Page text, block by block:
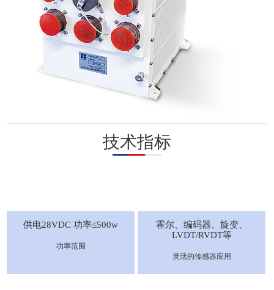
技术指标
供电28VDC 功率≤500w
功率范围
霍尔、编码器、旋变、
LVDT/RVDT等
灵活的传感器应用